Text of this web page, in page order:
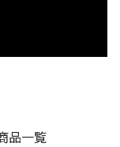
品一覧